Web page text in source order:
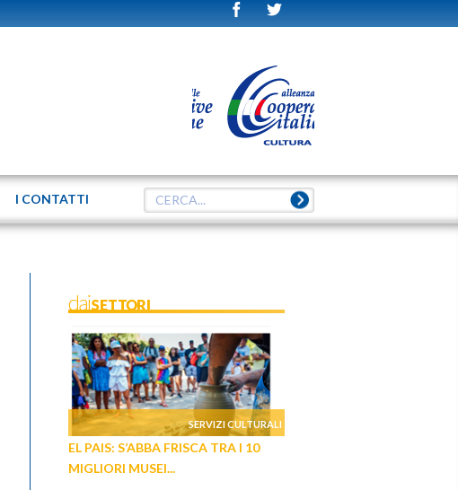
I CONTATTI
daiSETTORI
SERVIZI CULTURALI
EL PAIS: S’ABBA FRISCA TRA I 10
MIGLIORI MUSEI...